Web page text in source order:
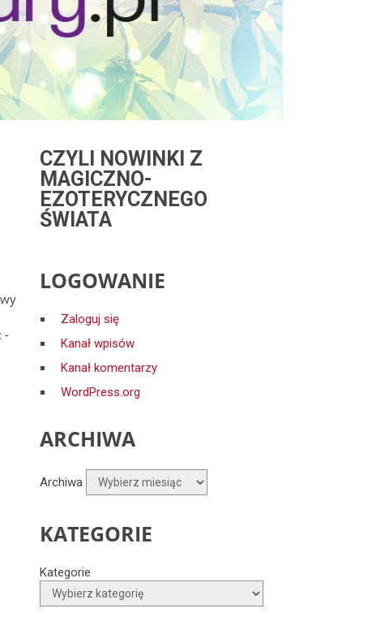
-
CZYLI NOWINKI Z
MAGICZNO-
EZOTERYCZNEGO
ŚWIATA
LOGOWANIE
Zaloguj się
Kanał wpisów
Kanał komentarzy
WordPress.org
ARCHIWA
Archiwa
KATEGORIE
Kategorie